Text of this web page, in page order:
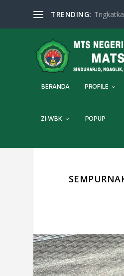
TRENDING:
BERANDA PROFILE
ZI-WBK POPUP